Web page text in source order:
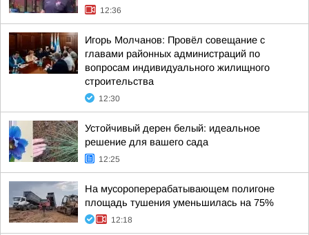
12:36
Игорь Молчанов: Провёл совещание с
главами районных администраций по
вопросам индивидуального жилищного
строительства
12:30
Устойчивый дерен белый: идеальное
решение для вашего сада
12:25
На мусороперерабатывающем полигоне
площадь тушения уменьшилась на 75%
12:18